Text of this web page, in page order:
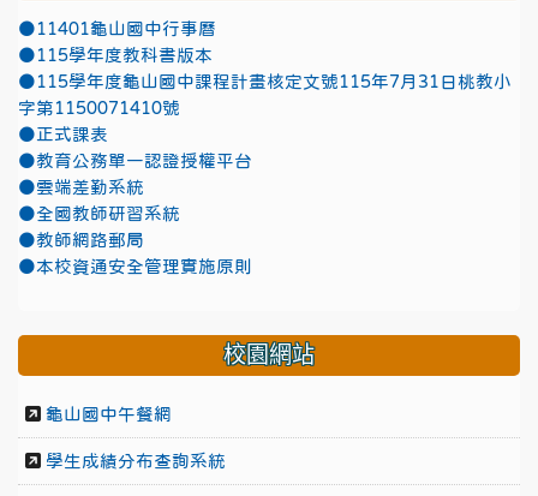
●11401龜山國中行事曆
●115學年度教科書版本
●115學年度龜山國中課程計畫核定文號115年7月31日桃教小
字第1150071410號
●正式課表
●教育公務單一認證授權平台
●雲端差勤系統
●全國教師研習系統
●教師網路郵局
●本校資通安全管理實施原則
校園網站
龜山國中午餐網
學生成績分布查詢系統